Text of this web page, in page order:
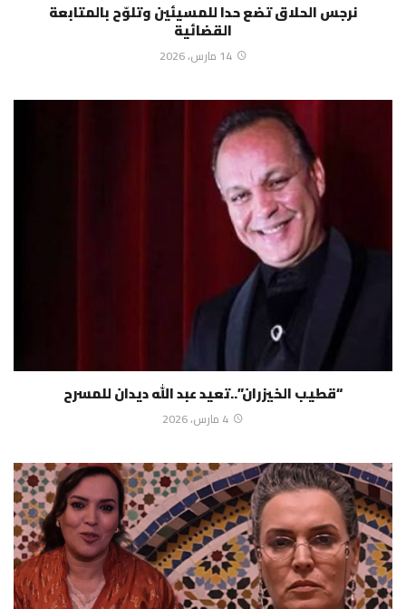
نرجس الحلاق تضع حدا للمسيئين وتلوّح بالمتابعة
القضائية
14 مارس، 2026
“قطيب الخيزران”..تعيد عبد الله ديدان للمسرح
4 مارس، 2026